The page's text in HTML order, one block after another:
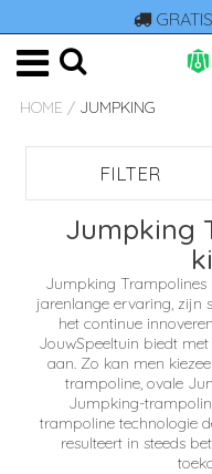
HOME / JUMPKING
FILTER
Jumpking
Jumpking
jarenlange ervaring, zijn
het continue
JouwSpeeltuin biedt
aan. Zo kan men
trampoline, ovale
Jumpking-
trampoline technologie
resulteert in steeds